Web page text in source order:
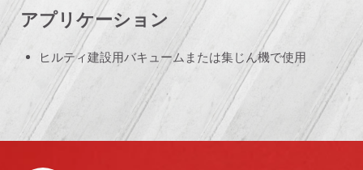
アプリケーション
ヒルティ建設用バキュームまたは集じん機で使用